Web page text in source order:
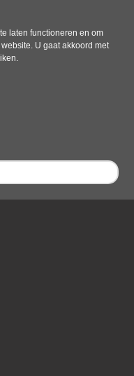
laten functioneren en om
U gaat akkoord met